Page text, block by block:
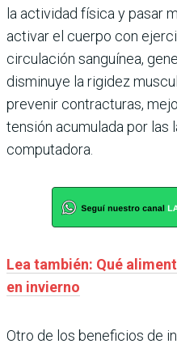
la actividad física y pasar
activar el cuerpo con
circulación sanguínea,
disminuye la rigidez
prevenir contracturas,
tensión acumulada por las
computadora.
Lea también: Qué
en invierno
Otro de los beneficios de